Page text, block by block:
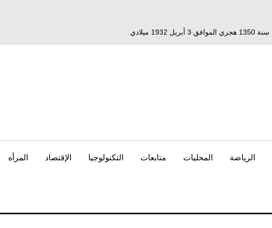
الرياضة المحليات متابعات التكنولوجيا الإقتصاد المرأه